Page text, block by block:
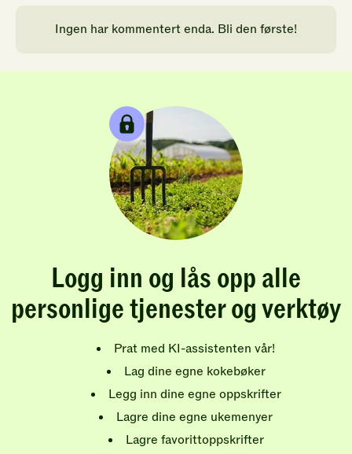
Ingen har kommentert enda. Bli den første!
Logg inn og lås opp alle
personlige tjenester og verktøy
Prat med KI-assistenten vår!
Lag dine egne kokebøker
Legg inn dine egne oppskrifter
Lagre dine egne ukemenyer
Lagre favorittoppskrifter